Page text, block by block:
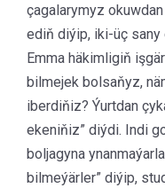
çagalarymyz
ediň diýip, iki-üç sany
Emma häkimligiň
bilmejek bolsaňyz,
iberdiňiz? Ýurtdan
ekeniňiz” diýdi. Indi
boljagyna
bilmeýärler” diýip,